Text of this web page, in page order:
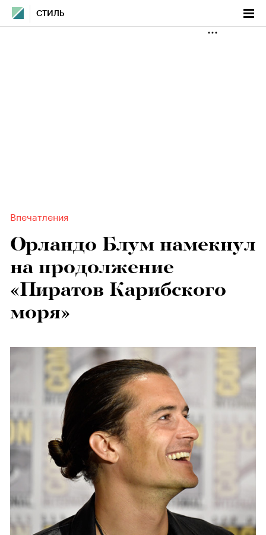
СТИЛЬ
Впечатления
Орландо Блум намекнул
на продолжение
«Пиратов Карибского
моря»